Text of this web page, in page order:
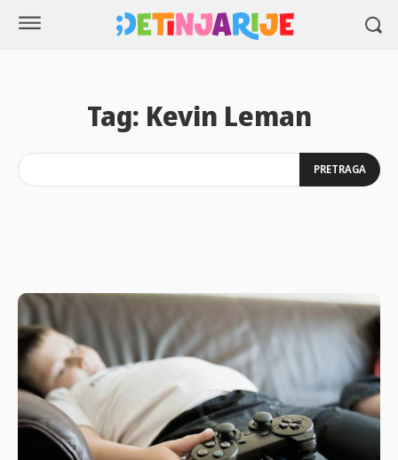
Tag: Kevin Leman
PRETRAGA